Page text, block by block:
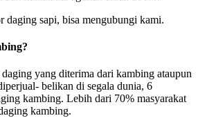
daging sapi, bisa mengubungi kami.
yang diterima dari kambing ataupun
belikan di segala dunia, 6
kambing. Lebih dari 70% masyarakat
kambing.